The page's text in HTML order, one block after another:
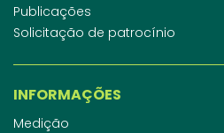
Publicações
Solicitação de patrocínio
INFORMAÇÕES
Medição